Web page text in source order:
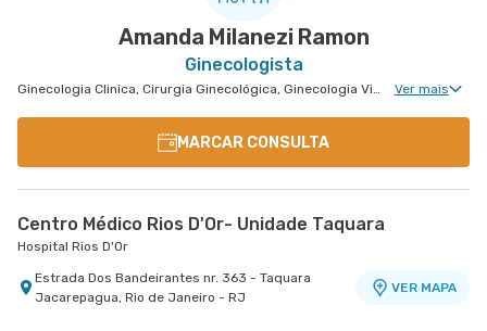
Amanda Milanezi Ramon
Ginecologista
Ginecologia Clinica, Cirurgia Ginecológica, Ginecologia Videohisteroscopia Ver mais
MARCAR CONSULTA
Centro Médico Rios D'Or- Unidade Taquara
Hospital Rios D'Or
Estrada Dos Bandeirantes nr. 363 - Taquara
Jacarepagua, Rio de Janeiro - RJ
VER MAPA